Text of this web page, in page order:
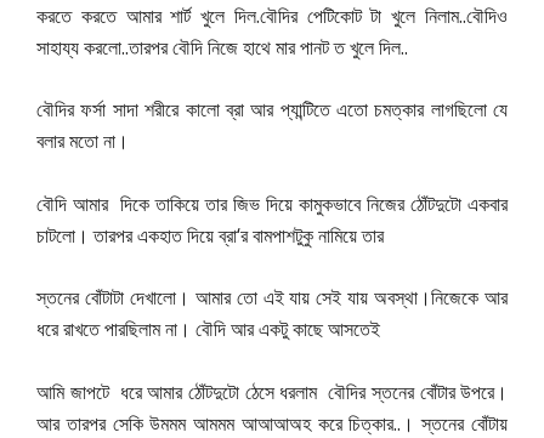
করতে করতে আমার শার্ট খুলে দিল.বৌদির পেটিকোট টা খুলে নিলাম..বৌদিও
সাহায্য করলো..তারপর বৌদি নিজে হাথে মার পানট ত খুলে দিল..
বৌদির ফর্সা সাদা শরীরে কালো ব্রা আর প্যান্টিতে এতো চমত্কার লাগছিলো যে
বলার মতো না ।
বৌদি আমার দিকে তাকিয়ে তার জিভ দিয়ে কামুকভাবে নিজের ঠোঁটদুটো একবার
চাটলো। তারপর একহাত দিয়ে ব্রা‘র বামপাশটুকু নামিয়ে তার
স্তনের বোঁটাটা দেখালো। আমার তো এই যায় সেই যায় অবস্থা।নিজেকে আর
ধরে রাখতে পারছিলাম না। বৌদি আর একটু কাছে আসতেই
আমি জাপটে ধরে আমার ঠোঁটদুটো ঠেসে ধরলাম বৌদির স্তনের বোঁটার উপরে।
আর তারপর সেকি উমমম আমমম আআআঅহ করে চিত্কার.. । স্তনের বোঁটায়